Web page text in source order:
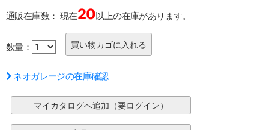
通販在庫数： 現在20以上の在庫があります。
数量：
ネオガレージの在庫確認